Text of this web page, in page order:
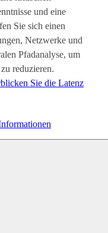
und eine
Sie sich einen
Netzwerke und
Pfadanalyse, um
reduzieren.
Sie die Latenz